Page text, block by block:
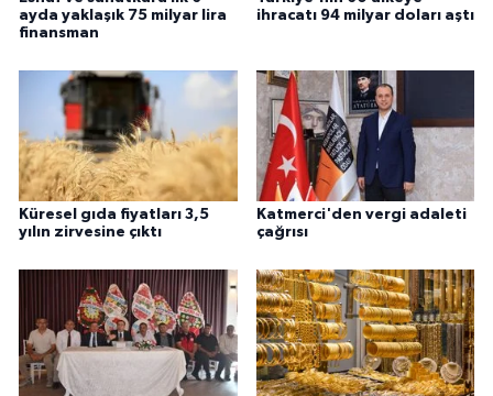
ayda yaklaşık 75 milyar lira
finansman
ihracatı 94 milyar doları aştı
Küresel gıda fiyatları 3,5
yılın zirvesine çıktı
Katmerci'den vergi adaleti
çağrısı